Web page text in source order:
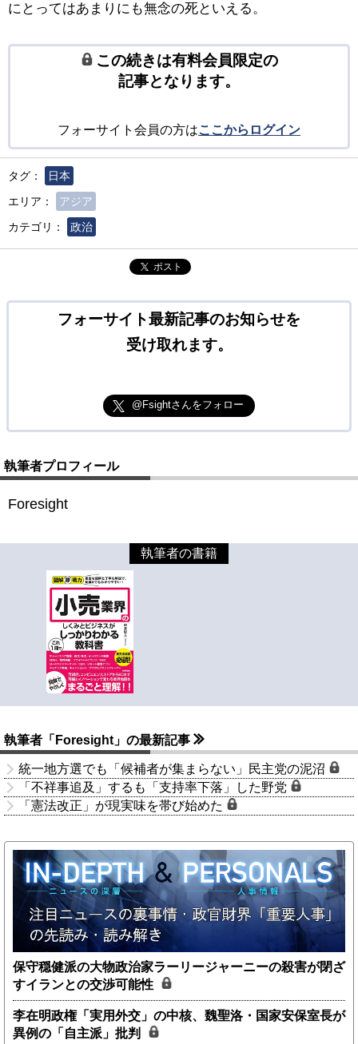
にとってはあまりにも無念の死といえる。
この続きは有料会員限定の
記事となります。
フォーサイト会員の方はここからログイン
タグ：
日本
エリア：
アジア
カテゴリ：
政治
ポスト
フォーサイト最新記事のお知らせを
受け取れます。
@Fsightさんをフォロー
執筆者プロフィール
Foresight
執筆者の書籍
執筆者「Foresight」の最新記事
統一地方選でも「候補者が集まらない」民主党の泥沼
「不祥事追及」するも「支持率下落」した野党
「憲法改正」が現実味を帯び始めた
保守穏健派の大物政治家ラーリージャーニーの殺害が閉ざ
すイランとの交渉可能性
李在明政権「実用外交」の中核、魏聖洛・国家安保室長が
異例の「自主派」批判